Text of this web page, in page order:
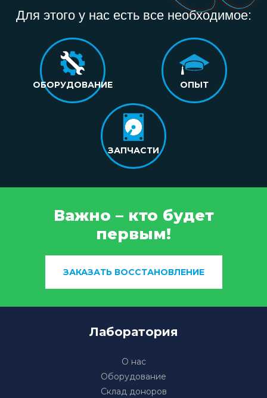
Для этого у нас есть все необходимое:
ОБОРУДОВАНИЕ ОПЫТ
ЗАПЧАСТИ
Важно – кто будет
первым!
ЗАКАЗАТЬ ВОССТАНОВЛЕНИЕ
Лаборатория
О нас
Оборудование
Склад доноров